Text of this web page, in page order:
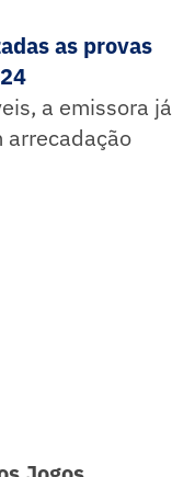
as provas
a emissora já
arrecadação